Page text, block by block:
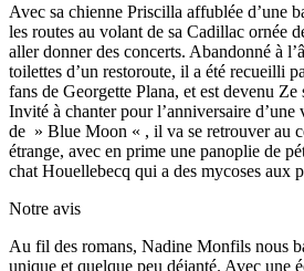
Avec sa chienne Priscilla affublée d’une
les routes au volant de sa Cadillac ornée
aller donner des concerts. Abandonné à
toilettes d’un restoroute, il a été recueilli
fans de Georgette Plana, et est devenu
Invité à chanter pour l’anniversaire d’une
de » Blue Moon « , il va se retrouver au
étrange, avec en prime une panoplie de
chat Houellebecq qui a des mycoses aux
Notre avis
Au fil des romans, Nadine Monfils nous
unique et quelque peu déjanté. Avec une